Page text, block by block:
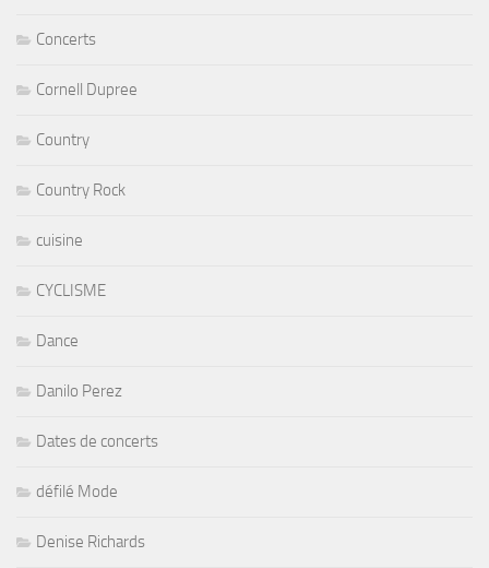
Concerts
Cornell Dupree
Country
Country Rock
cuisine
CYCLISME
Dance
Danilo Perez
Dates de concerts
défilé Mode
Denise Richards